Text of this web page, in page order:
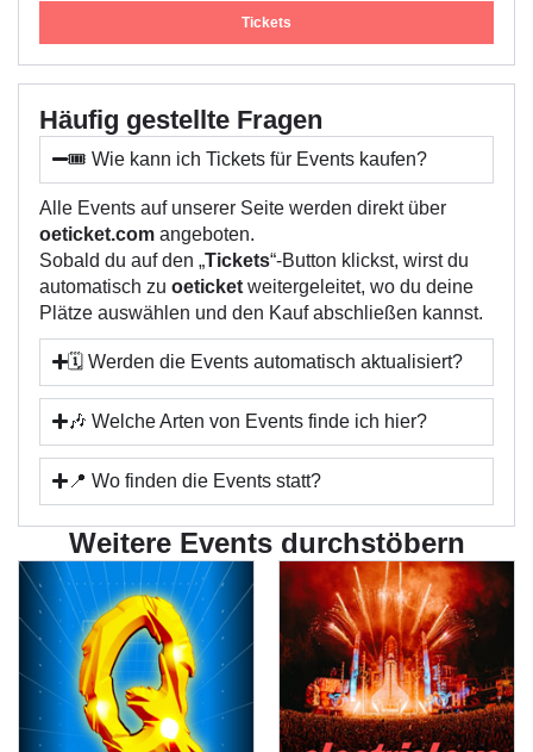
Tickets
Häufig gestellte Fragen
🎟️ Wie kann ich Tickets für Events kaufen?
Alle Events auf unserer Seite werden direkt über
oeticket.com angeboten.
Sobald du auf den „Tickets“-Button klickst, wirst du
automatisch zu oeticket weitergeleitet, wo du deine
Plätze auswählen und den Kauf abschließen kannst.
🗓️ Werden die Events automatisch aktualisiert?
🎶 Welche Arten von Events finde ich hier?
📍 Wo finden die Events statt?
Weitere Events durchstöbern